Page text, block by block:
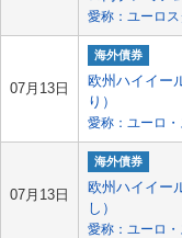
愛称：ユーロ
07月13日
海外債券
欧州ハイイー
り）
愛称：ユーロ
07月13日
海外債券
欧州ハイイー
し）
愛称：ユーロ